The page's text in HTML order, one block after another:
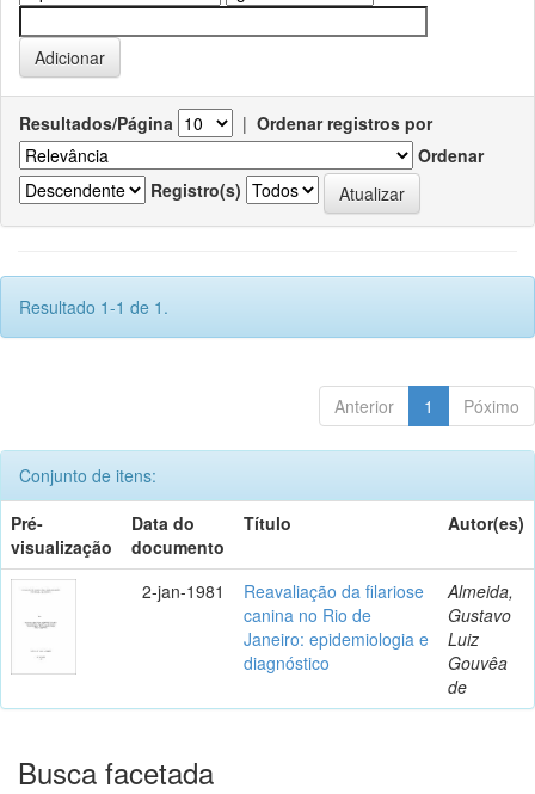
Resultados/Página | Ordenar registros por
Ordenar
Registro(s)
Resultado 1-1 de 1.
Anterior 1 Póximo
Conjunto de itens:
Pré-
visualização
Data do
documento
Título Autor(es)
2-jan-1981
Reavaliação da filariose
canina no Rio de
Janeiro: epidemiologia e
diagnóstico
Almeida,
Gustavo
Luiz
Gouvêa
de
Busca facetada